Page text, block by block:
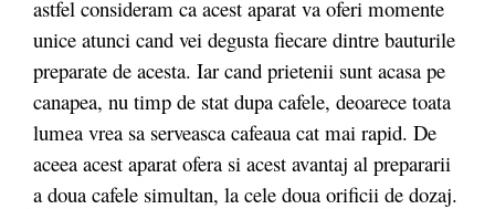
astfel consideram ca acest aparat va oferi momente
unice atunci cand vei degusta fiecare dintre bauturile
preparate de acesta. Iar cand prietenii sunt acasa pe
canapea, nu timp de stat dupa cafele, deoarece toata
lumea vrea sa serveasca cafeaua cat mai rapid. De
aceea acest aparat ofera si acest avantaj al prepararii
a doua cafele simultan, la cele doua orificii de dozaj.